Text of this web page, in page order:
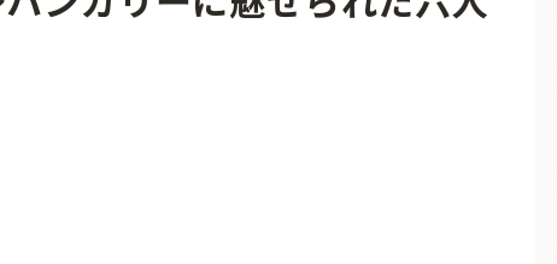
と オーケストラの楽屋から 海の向こうの音楽家 Aからの眺望
信スケジュール 有料ライブ配信スケジュール
た な ま や ら わ